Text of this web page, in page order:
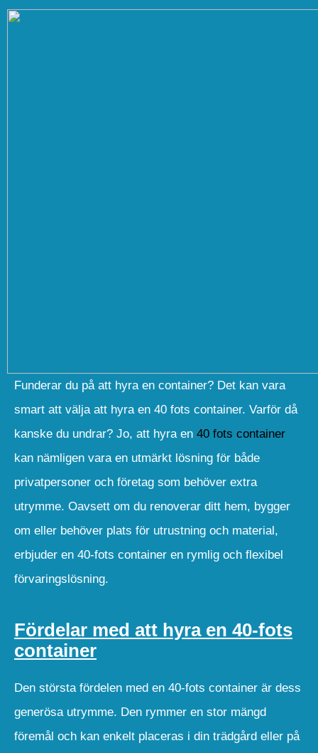
Funderar du på att hyra en container? Det kan vara
smart att välja att hyra en 40 fots container. Varför då
kanske du undrar? Jo, att hyra en 40 fots container
kan nämligen vara en utmärkt lösning för både
privatpersoner och företag som behöver extra
utrymme. Oavsett om du renoverar ditt hem, bygger
om eller behöver plats för utrustning och material,
erbjuder en 40-fots container en rymlig och flexibel
förvaringslösning.
Fördelar med att hyra en 40-fots
container
Den största fördelen med en 40-fots container är dess
generösa utrymme. Den rymmer en stor mängd
föremål och kan enkelt placeras i din trädgård eller på